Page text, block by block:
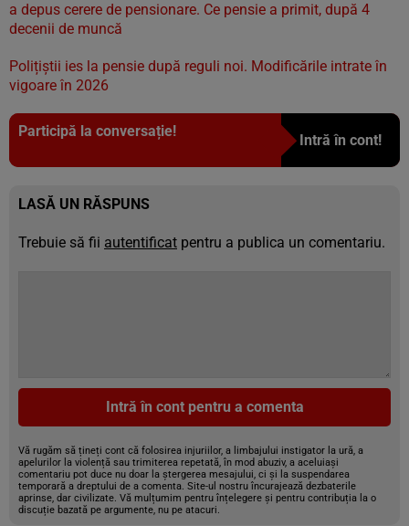
a depus cerere de pensionare. Ce pensie a primit, după 4
decenii de muncă
Polițiștii ies la pensie după reguli noi. Modificările intrate în
vigoare în 2026
Participă la conversație!
Intră în cont!
LASĂ UN RĂSPUNS
Trebuie să fii autentificat pentru a publica un comentariu.
Intră în cont pentru a comenta
Vă rugăm să țineți cont că folosirea injuriilor, a limbajului instigator la ură, a
apelurilor la violență sau trimiterea repetată, în mod abuziv, a aceluiași
comentariu pot duce nu doar la ștergerea mesajului, ci și la suspendarea
temporară a dreptului de a comenta. Site-ul nostru încurajează dezbaterile
aprinse, dar civilizate. Vă mulțumim pentru înțelegere și pentru contribuția la o
discuție bazată pe argumente, nu pe atacuri.